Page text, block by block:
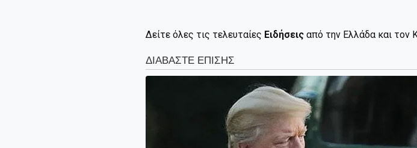
Δείτε όλες τις τελευταίες Ειδήσεις από την Ελλάδα και τον